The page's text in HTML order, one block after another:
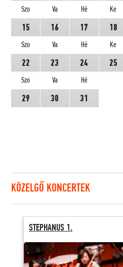
Szo
15
Va
16
Hé
17
Ke
18
Szo
22
Va
23
Hé
24
Ke
25
Szo
29
Va
30
Hé
31
KÖZELGŐ KONCERTEK
STEPHANUS 1.